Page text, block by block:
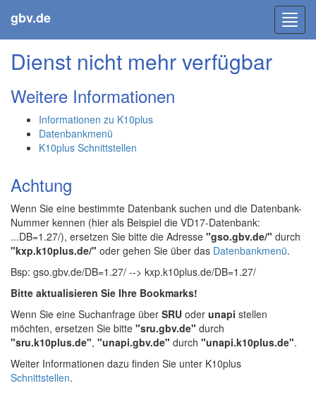
gbv.de
Dienst nicht mehr verfügbar
Weitere Informationen
Informationen zu K10plus
Datenbankmenü
K10plus Schnittstellen
Achtung
Wenn Sie eine bestimmte Datenbank suchen und die Datenbank-
Nummer kennen (hier als Beispiel die VD17-Datenbank:
...DB=1.27/), ersetzen Sie bitte die Adresse "gso.gbv.de/" durch
"kxp.k10plus.de/" oder gehen Sie über das Datenbankmenü.
Bsp: gso.gbv.de/DB=1.27/ --> kxp.k10plus.de/DB=1.27/
Bitte aktualisieren Sie Ihre Bookmarks!
Wenn Sie eine Suchanfrage über SRU oder unapi stellen
möchten, ersetzen Sie bitte "sru.gbv.de" durch
"sru.k10plus.de", "unapi.gbv.de" durch "unapi.k10plus.de".
Weiter Informationen dazu finden Sie unter K10plus
Schnittstellen.